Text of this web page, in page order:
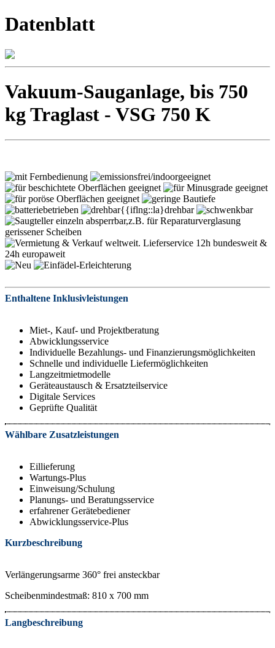
Datenblatt
Vakuum-Sauganlage, bis 750
kg Traglast - VSG 750 K
Enthaltene Inklusivleistungen
Miet-, Kauf- und Projektberatung
Abwicklungsservice
Individuelle Bezahlungs- und Finanzierungsmöglichkeiten
Schnelle und individuelle Liefermöglichkeiten
Langzeitmietmodelle
Geräteaustausch & Ersatzteilservice
Digitale Services
Geprüfte Qualität
Wählbare Zusatzleistungen
Eillieferung
Wartungs-Plus
Einweisung/Schulung
Planungs- und Beratungsservice
erfahrener Gerätebediener
Abwicklungsservice-Plus
Kurzbeschreibung
Verlängerungsarme 360° frei ansteckbar
Scheibenmindestmaß: 810 x 700 mm
Langbeschreibung